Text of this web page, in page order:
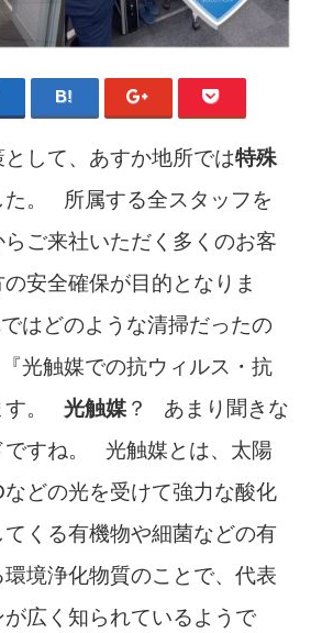
して、あすか地所では特殊
。
所属する全スタッフを
ご来社いただく多くのお客
安全確保が目的となりま
はどのような清掃だったの
『光触媒での抗ウィルス・抗
。
光触媒？
あまり聞きな
すね。
光触媒とは、太陽
どの光を受けて強力な酸化
くる有機物や細菌などの有
境浄化物質のことで、代表
広く知られているようで